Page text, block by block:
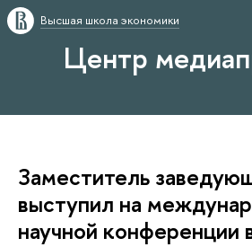
Высшая школа экономики
Центр
Заместитель
выступил на
научной конференции